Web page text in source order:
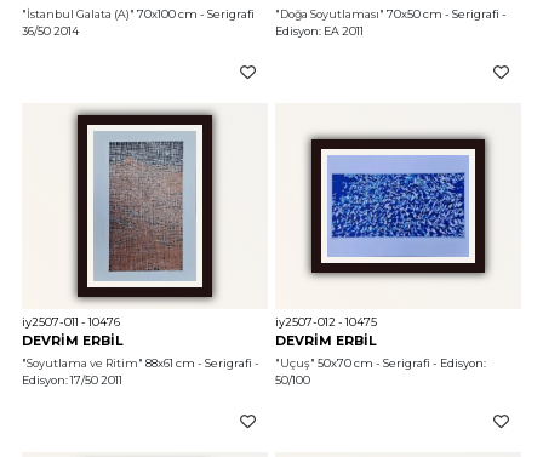
"İstanbul Galata (A)" 70x100 cm - Serigrafi
36/50 2014
"Doğa Soyutlaması" 70x50 cm - Serigrafi -
Edisyon: EA 2011
iy2507-011 - 10476
DEVRİM ERBİL
"Soyutlama ve Ritim" 88x61 cm - Serigrafi -
Edisyon: 17/50 2011
iy2507-012 - 10475
DEVRİM ERBİL
"Uçuş" 50x70 cm - Serigrafi - Edisyon: